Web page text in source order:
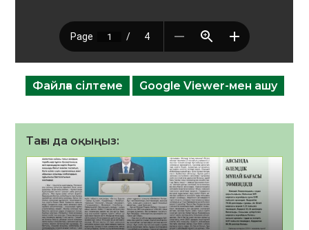
Файлға сілтеме Google Viewer-мен ашу
Тағы да оқыңыз: